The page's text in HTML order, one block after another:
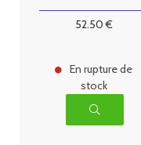
52.50€
En rupture de
stock